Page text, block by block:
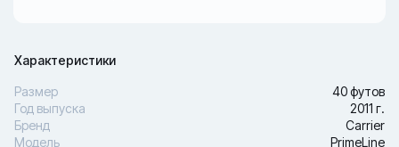
Характеристики
Размер
40 футов
Год выпуска
2011 г.
Бренд
Carrier
Модель
PrimeLine